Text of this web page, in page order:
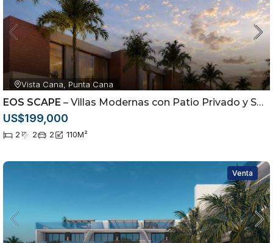
Vista Cana, Punta Cana
EOS SCAPE – Villas Modernas con Patio Privado y Smart Home en Vistacana
US$199,000
2 2 2 110M²
Venta